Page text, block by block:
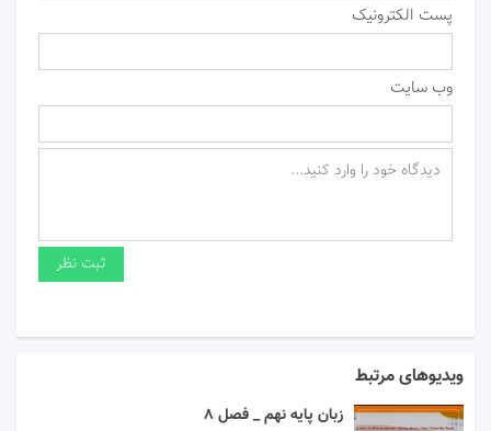
پست الکترونیک
وب سایت
ویدیوهای مرتبط
زبان پایه نهم _ فصل 8